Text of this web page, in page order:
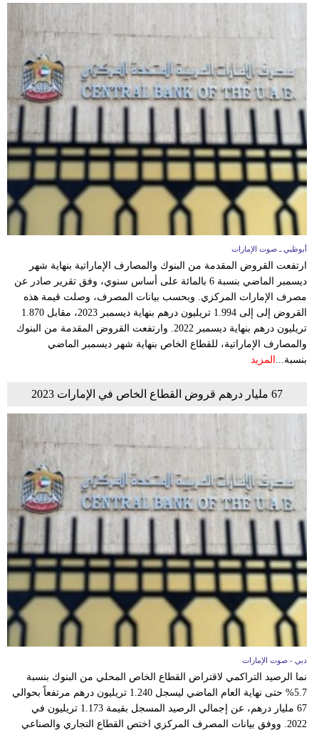
أبوظبي ـ صوت الإمارات
ارتفعت القروض المقدمة من البنوك والمصارف الإماراتية بنهاية شهر
ديسمبر الماضي بنسبة 6 بالمائة على أساس سنوي، وفق تقرير صادر عن
مصرف الإمارات المركزي. وبحسب بيانات المصرف، وصلت قيمة هذه
القروض إلى إلى 1.994 تريليون درهم بنهاية ديسمبر 2023، مقابل 1.870
تريليون درهم بنهاية ديسمبر 2022. وارتفعت القروض المقدمة من البنوك
والمصارف الإماراتية، للقطاع الخاص بنهاية شهر ديسمبر الماضي
بنسبة... المزيد
67 مليار درهم قروض القطاع الخاص في الإمارات 2023
دبي - صوت الإمارات
نما الرصيد التراكمي لاقتراض القطاع الخاص المحلي من البنوك بنسبة
5.7% حتى نهاية العام الماضي ليسجل 1.240 تريليون درهم مرتفعاً بحوالي
67 مليار درهم، عن إجمالي الرصيد المسجل بقيمة 1.173 تريليون في
2022. ووفق بيانات المصرف المركزي اختص القطاع التجاري والصناعي